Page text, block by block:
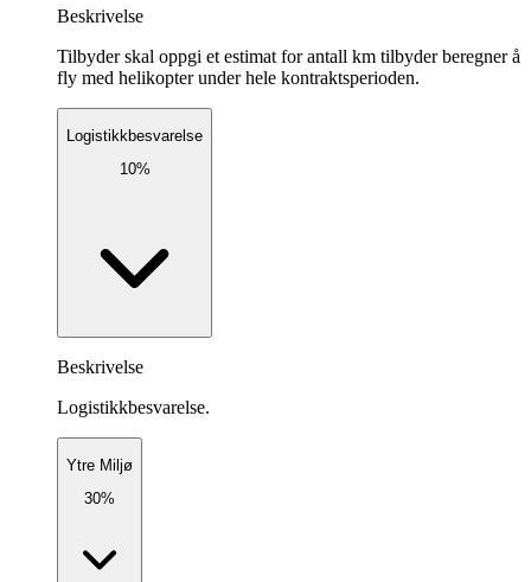
Beskrivelse
Tilbyder skal oppgi et estimat for antall km tilbyder beregner å
fly med helikopter under hele kontraktsperioden.
Logistikkbesvarelse
10%
Beskrivelse
Logistikkbesvarelse.
Ytre Miljø
30%